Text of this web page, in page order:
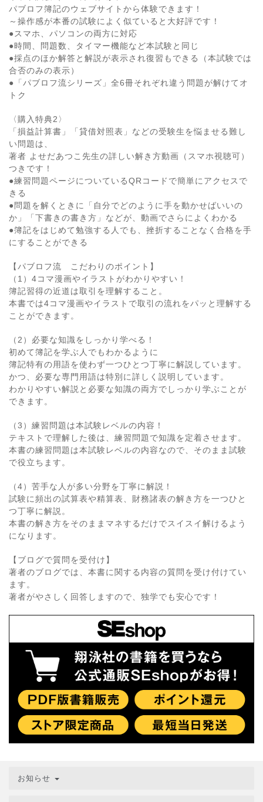
パブロフ簿記のウェブサイトから体験できます！
～操作感が本番の試験によく似ていると大好評です！
●スマホ、パソコンの両方に対応
●時間、問題数、タイマー機能など本試験と同じ
●採点のほか解答と解説が表示され復習もできる（本試験では
合否のみの表示）
●「パブロフ流シリーズ」全6冊それぞれ違う問題が解けてオ
トク
〈購入特典2〉
「損益計算書」「貸借対照表」などの受験生を悩ませる難し
い問題は、
著者 よせだあつこ先生の詳しい解き方動画（スマホ視聴可）
つきです！
●練習問題ページについているQRコードで簡単にアクセスで
きる
●問題を解くときに「自分でどのように手を動かせばいいの
か」「下書きの書き方」などが、動画でさらによくわかる
●簿記をはじめて勉強する人でも、挫折することなく合格を手
にすることができる
【パブロフ流 こだわりのポイント】
（1）4コマ漫画やイラストがわかりやすい！
簿記習得の近道は取引を理解すること。
本書では4コマ漫画やイラストで取引の流れをパッと理解する
ことができます。
（2）必要な知識をしっかり学べる！
初めて簿記を学ぶ人でもわかるように
簿記特有の用語を使わず一つひとつ丁寧に解説しています。
かつ、必要な専門用語は特別に詳しく説明しています。
わかりやすい解説と必要な知識の両方でしっかり学ぶことが
できます。
（3）練習問題は本試験レベルの内容！
テキストで理解した後は、練習問題で知識を定着させます。
本書の練習問題は本試験レベルの内容なので、そのまま試験
で役立ちます。
（4）苦手な人が多い分野を丁寧に解説！
試験に頻出の試算表や精算表、財務諸表の解き方を一つひと
つ丁寧に解説。
本書の解き方をそのままマネするだけでスイスイ解けるよう
になります。
【ブログで質問を受付け】
著者のブログでは、本書に関する内容の質問を受け付けてい
ます。
著者がやさしく回答しますので、独学でも安心です！
お知らせ